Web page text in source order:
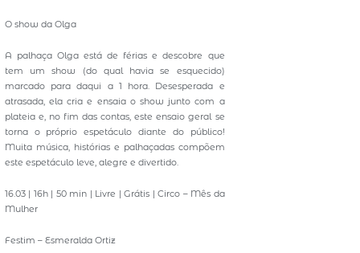
O show da Olga
A palhaça Olga está de férias e descobre que
tem um show (do qual havia se esquecido)
marcado para daqui a 1 hora. Desesperada e
atrasada, ela cria e ensaia o show junto com a
plateia e, no fim das contas, este ensaio geral se
torna o próprio espetáculo diante do público!
Muita música, histórias e palhaçadas compõem
este espetáculo leve, alegre e divertido.
16.03 | 16h | 50 min | Livre | Grátis | Circo – Mês da
Mulher
Festim – Esmeralda Ortiz